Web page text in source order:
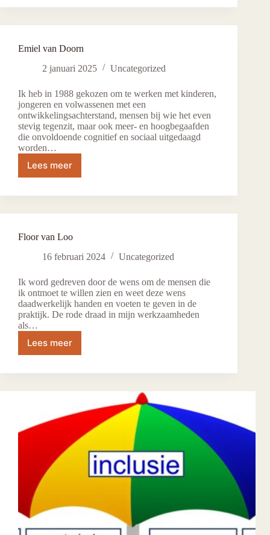
functies
talen
Emiel van Doorn
2 januari 2025
Uncategorized
Ik heb in 1988 gekozen om te werken met kinderen,
jongeren en volwassenen met een
ontwikkelingsachterstand, mensen bij wie het even
stevig tegenzit, maar ook meer- en hoogbegaafden
die onvoldoende cognitief en sociaal uitgedaagd
worden…
Lees meer
Emiel
Doorn
Floor van Loo
16 februari 2024
Uncategorized
Ik word gedreven door de wens om de mensen die
ik ontmoet te willen zien en weet deze wens
daadwerkelijk handen en voeten te geven in de
praktijk. De rode draad in mijn werkzaamheden
als…
Lees meer
Floor
Loo